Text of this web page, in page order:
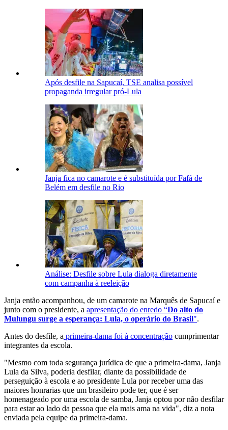
Após desfile na Sapucaí, TSE analisa possível
propaganda irregular pró-Lula
Janja fica no camarote e é substituída por Fafá de
Belém em desfile no Rio
Análise: Desfile sobre Lula dialoga diretamente
com campanha à reeleição
Janja então acompanhou, de um camarote na Marquês de Sapucaí e
junto com o presidente, a apresentação do enredo “Do alto do
Mulungu surge a esperança: Lula, o operário do Brasil".
Antes do desfile, a primeira-dama foi à concentração cumprimentar
integrantes da escola.
"Mesmo com toda segurança jurídica de que a primeira-dama, Janja
Lula da Silva, poderia desfilar, diante da possibilidade de
perseguição à escola e ao presidente Lula por receber uma das
maiores honrarias que um brasileiro pode ter, que é ser
homenageado por uma escola de samba, Janja optou por não desfilar
para estar ao lado da pessoa que ela mais ama na vida", diz a nota
enviada pela equipe da primeira-dama.